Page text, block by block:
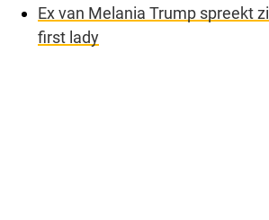
Ex van Melania Trump spreekt
first lady